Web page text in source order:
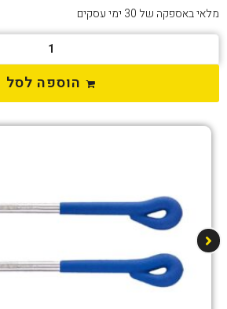
מלאי באספקה של 30 ימי עסקים
הוספה לסל